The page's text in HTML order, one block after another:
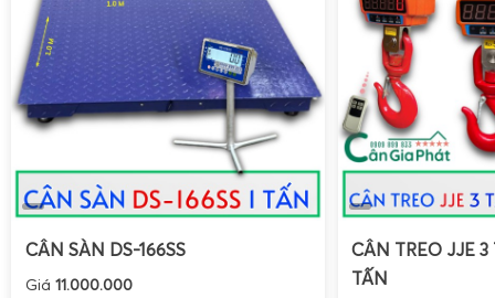
CÂN SÀN DS-166SS
Giá 11.000.000
CÂN TREO JJE
TẤN